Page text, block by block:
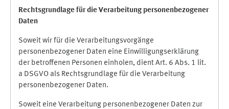
Rechtsgrundlage für die Verarbeitung personenbezogener
Daten
Soweit wir für die Verarbeitungsvorgänge
personenbezogener Daten eine Einwilligungserklärung
der betroffenen Personen einholen, dient Art. 6 Abs. 1 lit.
a DSGVO als Rechtsgrundlage für die Verarbeitung
personenbezogener Daten.
Soweit eine Verarbeitung personenbezogener Daten zur